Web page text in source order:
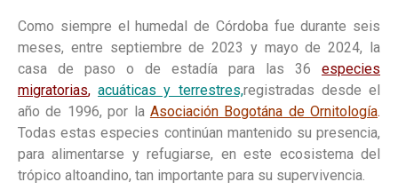
Como siempre el humedal de Córdoba fue durante seis
meses, entre septiembre de 2023 y mayo de 2024, la
casa de paso o de estadía para las 36 especies
migratorias,acuáticas y terrestres,registradas desde el
año de 1996, por la Asociación Bogotána de Ornitología.
Todas estas especies continúan mantenido su presencia,
para alimentarse y refugiarse, en este ecosistema del
trópico altoandino, tan importante para su supervivencia.